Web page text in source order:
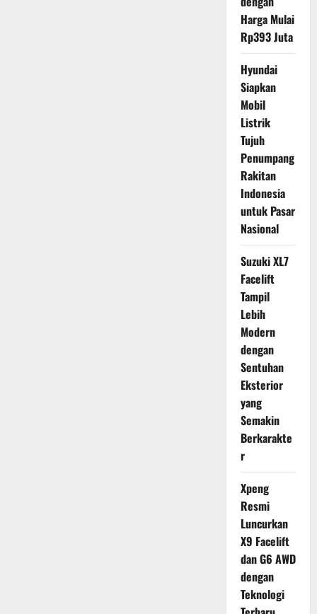
Harga Mulai
Rp393 Juta
Hyundai
Siapkan
Mobil
Listrik
Tujuh
Penumpang
Rakitan
Indonesia
untuk Pasar
Nasional
Suzuki XL7
Facelift
Tampil
Lebih
Modern
dengan
Sentuhan
Eksterior
yang
Semakin
Berkarakte
r
Xpeng
Resmi
Luncurkan
X9 Facelift
dan G6 AWD
dengan
Teknologi